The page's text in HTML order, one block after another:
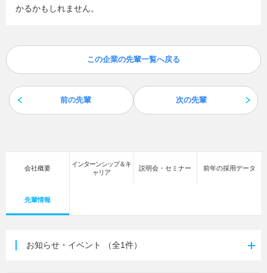
かるかもしれません。
前の先輩
この企業の先輩一覧へ戻る
次の先輩
会社概要
インターンシップ＆キ
ャリア
説明会・セミナー 前年の採用データ
先輩情報
お知らせ・イベント （全1件）